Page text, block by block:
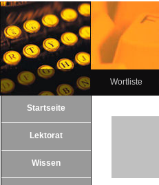
Wortliste
Startseite
Lektorat
Wissen